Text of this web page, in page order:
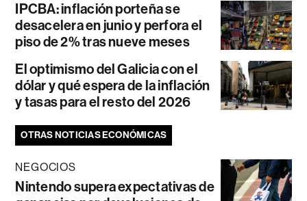
IPCBA: inflación porteña se
desacelera en junio y perfora el
piso de 2% tras nueve meses
El optimismo del Galicia con el
dólar y qué espera de la inflación
y tasas para el resto del 2026
OTRAS NOTICIAS ECONÓMICAS
NEGOCIOS
Nintendo supera expectativas de